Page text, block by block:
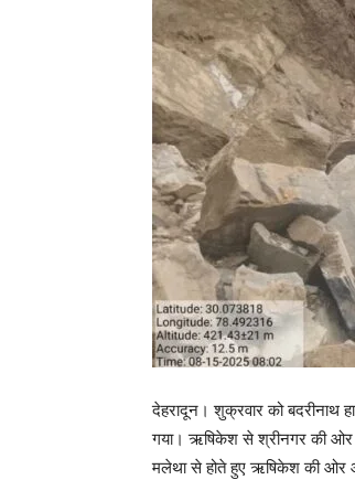
देहरादून। शुक्रवार को बदरीनाथ
गया। ऋषिकेश से श्रीनगर की ओर
मलेथा से होते हुए ऋषिकेश की ओर